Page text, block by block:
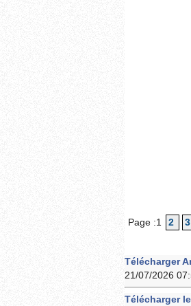
Page :1 2 3
Télécharger
21/07/2026
Télécharger